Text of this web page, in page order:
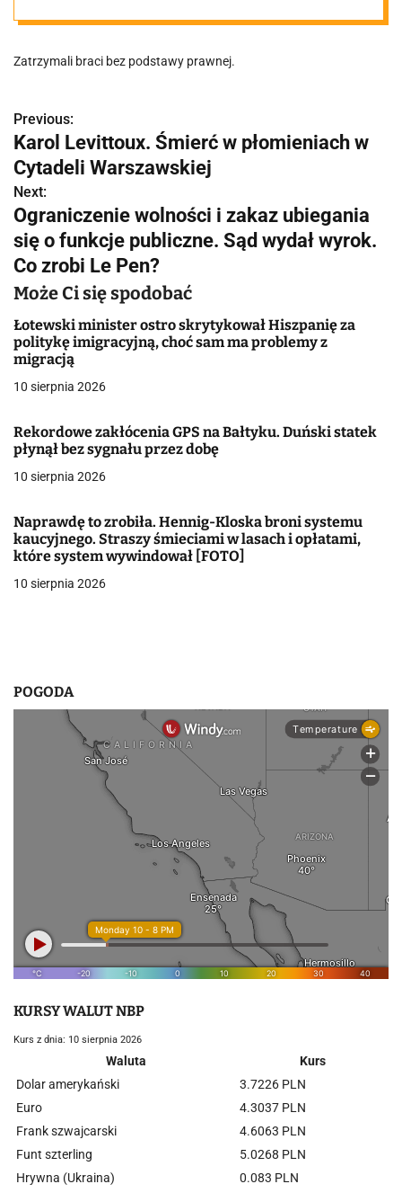
fałszywe
zeznania
Zatrzymali braci bez podstawy prawnej.
N
a
w
i
g
a
c
j
a
w
p
s
u
Previous:
Karol Levittoux. Śmierć w płomieniach w
Cytadeli Warszawskiej
Next:
Ograniczenie wolności i zakaz ubiegania
się o funkcje publiczne. Sąd wydał wyrok.
Co zrobi Le Pen?
Może Ci się spodobać
Łotewski minister ostro skrytykował Hiszpanię za
politykę imigracyjną, choć sam ma problemy z
migracją
10 sierpnia 2026
Rekordowe zakłócenia GPS na Bałtyku. Duński statek
płynął bez sygnału przez dobę
10 sierpnia 2026
Naprawdę to zrobiła. Hennig-Kloska broni systemu
kaucyjnego. Straszy śmieciami w lasach i opłatami,
które system wywindował [FOTO]
10 sierpnia 2026
POGODA
KURSY WALUT NBP
Kurs z dnia: 10 sierpnia 2026
Waluta
Kurs
Dolar amerykański
3.7226 PLN
Euro
4.3037 PLN
Frank szwajcarski
4.6063 PLN
Funt szterling
5.0268 PLN
Hrywna (Ukraina)
0.083 PLN